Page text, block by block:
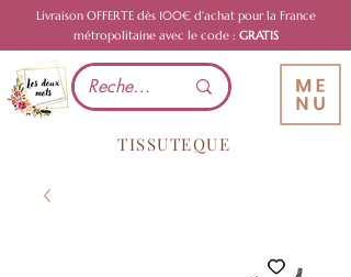
Livraison OFFERTE dès 100€ d'achat pour la France
métropolitaine avec le code : GRATIS
TISSUTEQUE